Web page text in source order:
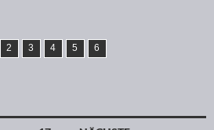
2 3 4 5 6